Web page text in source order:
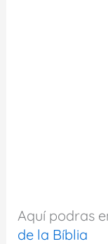
Aquí podras
de la Bíblia